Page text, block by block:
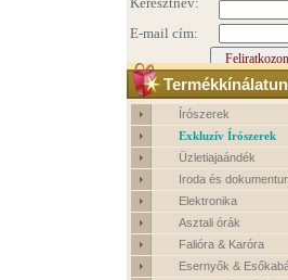
Írószerek
Exkluzív Írószerek
Üzletiajaándék
Iroda és
Elektronika
Asztali órák
Falióra & Karóra
Esernyők &